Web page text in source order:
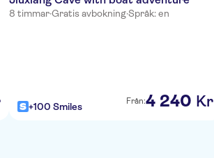
8 timmar·Gratis avbokning·Språk: en
+100 Smiles Från:4 240 Kr